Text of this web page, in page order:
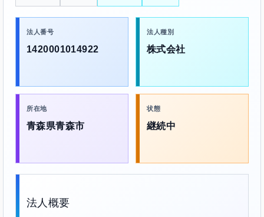
法人番号
1420001014922
法人種別
株式会社
所在地
青森県青森市
状態
継続中
法人概要